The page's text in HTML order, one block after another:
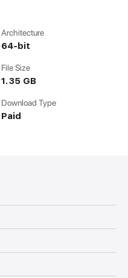
Architecture
64-bit
File Size
1.35 GB
Download Type
Paid